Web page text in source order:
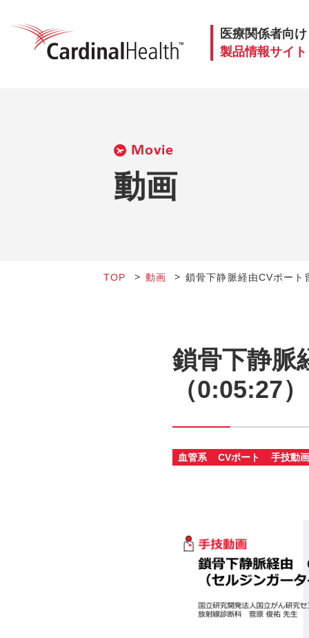
医療関係者向け
製品情報サイト
Movie
動画
TOP 動画 鎖骨下静脈経由CVポー
鎖骨下静脈
（0:05:27）
血管系 CVポート 手技動画